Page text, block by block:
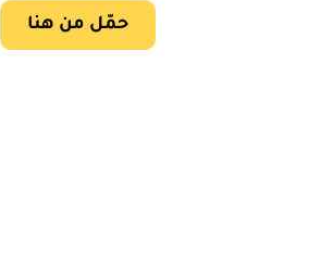
حمّل من هنا